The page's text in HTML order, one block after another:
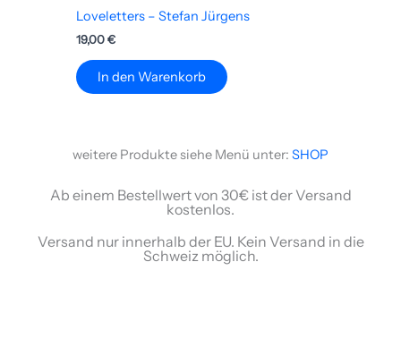
Loveletters – Stefan Jürgens
19,00€
In den Warenkorb
weitere Produkte siehe Menü unter: SHOP
Ab einem Bestellwert von 30€ ist der Versand
kostenlos.
Versand nur innerhalb der EU. Kein Versand in die
Schweiz möglich.